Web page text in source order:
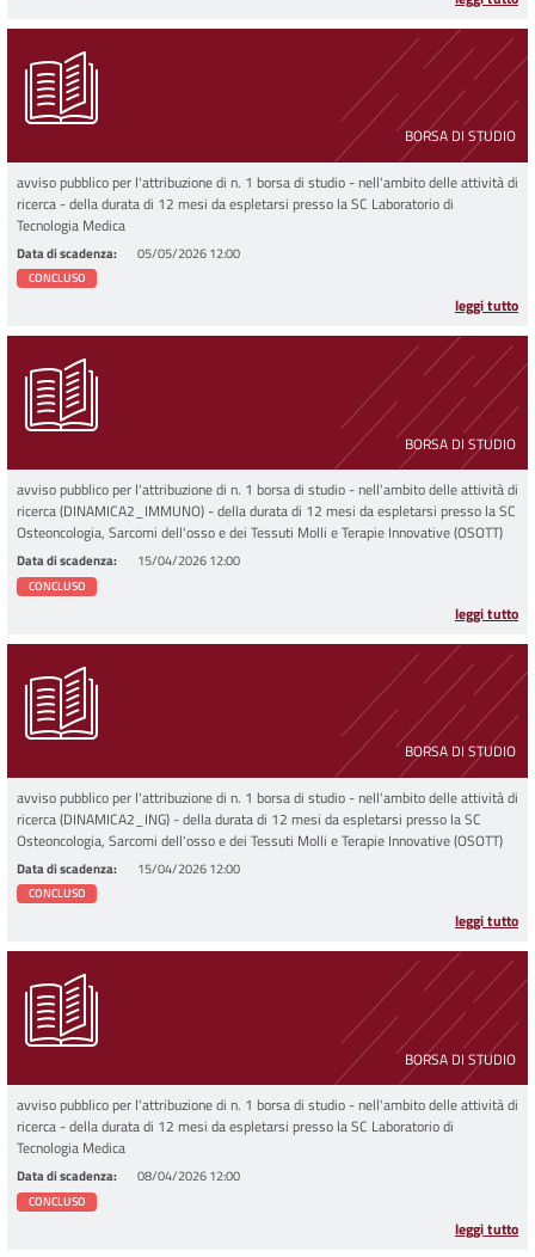
BORSA DI STUDIO
avviso pubblico per l'attribuzione di n. 1 borsa di studio - nell'ambito delle attività di
ricerca - della durata di 12 mesi da espletarsi presso la SC Laboratorio di
Tecnologia Medica
Data di scadenza 05/05/2026 12:00
CONCLUSO
leggi tutto
BORSA DI STUDIO
avviso pubblico per l'attribuzione di n. 1 borsa di studio - nell'ambito delle attività di
ricerca (DINAMICA2_IMMUNO) - della durata di 12 mesi da espletarsi presso la SC
Osteoncologia, Sarcomi dell'osso e dei Tessuti Molli e Terapie Innovative (OSOTT)
Data di scadenza 15/04/2026 12:00
CONCLUSO
leggi tutto
BORSA DI STUDIO
avviso pubblico per l'attribuzione di n. 1 borsa di studio - nell'ambito delle attività di
ricerca (DINAMICA2_ING) - della durata di 12 mesi da espletarsi presso la SC
Osteoncologia, Sarcomi dell'osso e dei Tessuti Molli e Terapie Innovative (OSOTT)
Data di scadenza 15/04/2026 12:00
CONCLUSO
leggi tutto
BORSA DI STUDIO
avviso pubblico per l'attribuzione di n. 1 borsa di studio - nell'ambito delle attività di
ricerca - della durata di 12 mesi da espletarsi presso la SC Laboratorio di
Tecnologia Medica
Data di scadenza 08/04/2026 12:00
CONCLUSO
leggi tutto